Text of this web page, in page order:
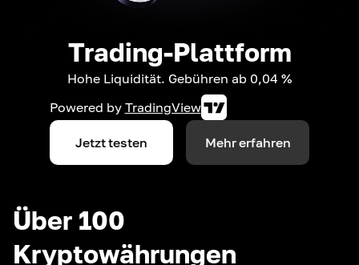
Trading-Plattform
Hohe Liquidität. Gebühren ab 0,04 %
Powered by TradingView
Jetzt testen Mehr erfahren
Über 100
Kryptowährungen